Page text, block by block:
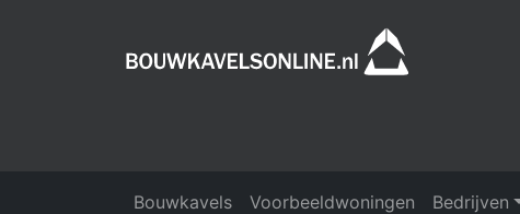
Bouwkavels Voorbeeldwoningen Bedrijven